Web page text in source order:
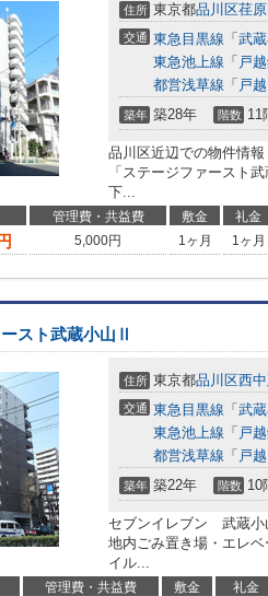
住所 東京都品川区荏原
交通 東急目黒線 「 武
東急池上線 「 戸
都営浅草線 「 戸越
築年 築28年 階数 11
品川区近辺での物件情
「ステージファースト
下...
管理費・共益費 敷金 礼金
5,000円 1ヶ月 1ヶ月
スト武蔵小山Ⅱ
住所 東京都品川区西
交通 東急目黒線 「 武
東急池上線 「 戸
都営浅草線 「 戸越
築年 築22年 階数 10
セブンイレブン 武蔵小
地内ごみ置き場・エレ
イル...
管理費・共益費 敷金 礼金